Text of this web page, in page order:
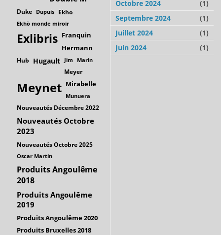
Duke Dupuis Ekho
Ekhö monde miroir
Exlibris Franquin
Hermann
Hub Hugault Jim Marin
Meyer
Meynet Mirabelle
Munuera
Nouveautés Décembre 2022
Nouveautés Octobre
2023
Nouveautés Octobre 2025
Oscar Martin
Produits Angoulême
2018
Produits Angoulême
2019
Produits Angoulême 2020
Produits Bruxelles 2018
Octobre 2024
(1)
Septembre 2024
(1)
Juillet 2024
(1)
Juin 2024
(1)